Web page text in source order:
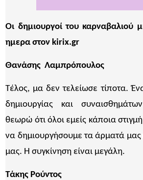
Οι δημιουργοί του καρναβαλιού
ημερα στον kirix.gr
Θανάσης Λαμπρόπουλος
Τέλος, μα δεν τελείωσε τίποτα.
δημιουργίας και
θεωρώ ότι όλοι εμείς κάποια
να δημιουργήσουμε τα άρματά μας
μας. Η συγκίνηση είναι μεγάλη.
Τάκης Ρούντος